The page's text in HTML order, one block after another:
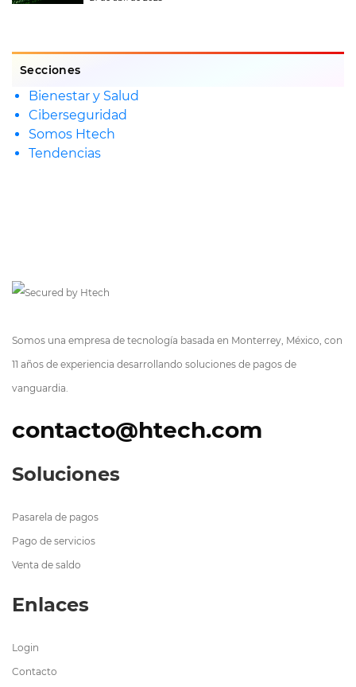
Secciones
Bienestar y Salud
Ciberseguridad
Somos Htech
Tendencias
Somos una empresa de tecnología basada en Monterrey, México, con
11 años de experiencia desarrollando soluciones de pagos de
vanguardia.
contacto@htech.com
Soluciones
Pasarela de pagos
Pago de servicios
Venta de saldo
Enlaces
Login
Contacto